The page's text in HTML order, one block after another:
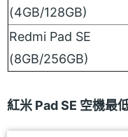
(4GB/128GB)
Redmi Pad SE
(8GB/256GB)
紅米 Pad SE 空機最